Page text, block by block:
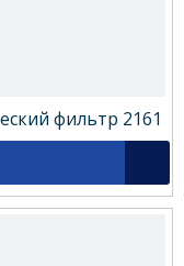
фильтр 2161